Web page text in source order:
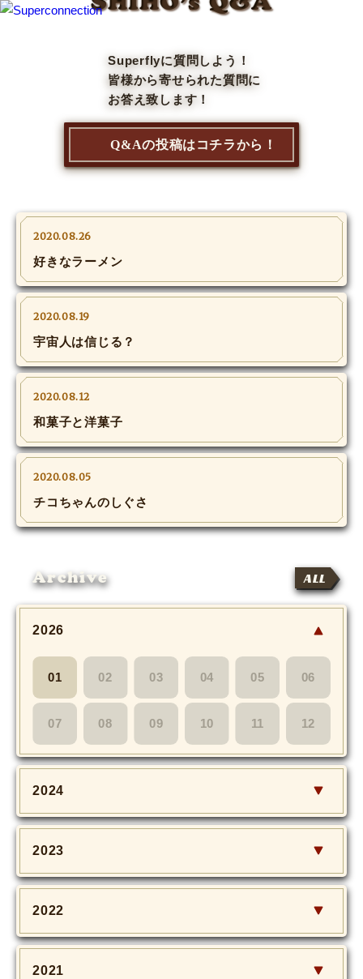
Superflyに質問しよう！
皆様から寄せられた質問に
お答え致します！
Q&Aの投稿はコチラから！
2020.08.26
好きなラーメン
2020.08.19
宇宙人は信じる？
2020.08.12
和菓子と洋菓子
2020.08.05
チコちゃんのしぐさ
Archive ALL
2026
01 02 03 04 05 06
07 08 09 10 11 12
2024
2023
2022
2021
SHIHO’s DIARY
SHIHO’s VOICE
We Spy!
SPECIAL
#Throwback
MOVIE
Monostagram
DOWNLOAD
SHIHO’s Q&A